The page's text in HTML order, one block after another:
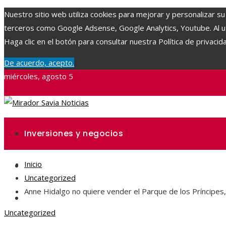
Nuestro sitio web utiliza cookies para mejorar y personalizar
terceros como Google Adsense, Google Analytics, Youtube.
Haga clic en el botón para consultar nuestra Política de
De acuerdo, acepto.
miércoles, agosto 5
Inversiones y negocios
Ciencia y tecnología
Responsabilidad social
Inicio
Uncategorized
Anne Hidalgo no quiere vender el Parque de los
Uncategorized